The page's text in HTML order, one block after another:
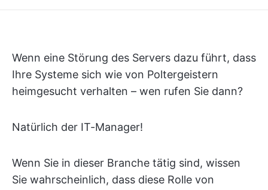
Wenn eine Störung des Servers dazu führt, dass
Ihre Systeme sich wie von Poltergeistern
heimgesucht verhalten – wen rufen Sie dann?
Natürlich der IT-Manager!
Wenn Sie in dieser Branche tätig sind, wissen
Sie wahrscheinlich, dass diese Rolle von